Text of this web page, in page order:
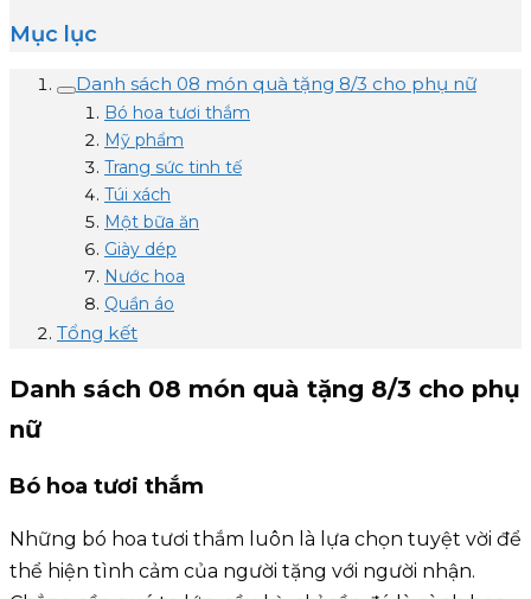
Mục lục
Danh sách 08 món quà tặng 8/3 cho phụ nữ
Bó hoa tươi thắm
Mỹ phẩm
Trang sức tinh tế
Túi xách
Một bữa ăn
Giày dép
Nước hoa
Quần áo
Tổng kết
Danh sách 08 món quà tặng 8/3 cho phụ
nữ
Bó hoa tươi thắm
Những bó hoa tươi thắm luôn là lựa chọn tuyệt vời để
thể hiện tình cảm của người tặng với người nhận.